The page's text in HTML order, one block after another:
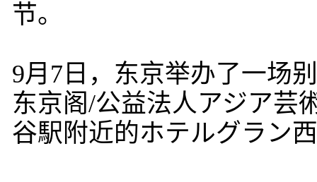
节。
9月7日，东京举办了一场
东京阁/公益法人アジア芸
谷駅附近的ホテルグラン